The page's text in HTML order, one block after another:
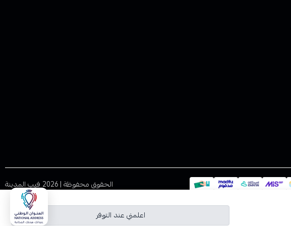
اعلمني عند التوفر
الحقوق محفوظة | 2026 فيب المدينة